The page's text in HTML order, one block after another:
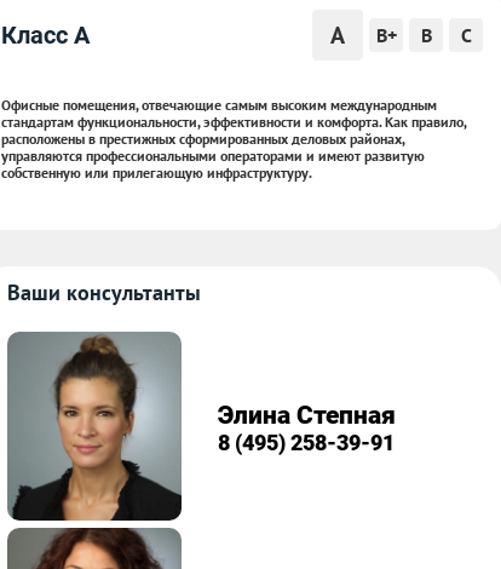
Класс A A B+ B C
Офисные помещения, отвечающие самым высоким международным
стандартам функциональности, эффективности и комфорта. Как правило,
расположены в престижных сформированных деловых районах,
управляются профессиональными операторами и имеют развитую
собственную или прилегающую инфраструктуру.
Ваши консультанты
Элина Степная
8 (495) 258-39-91